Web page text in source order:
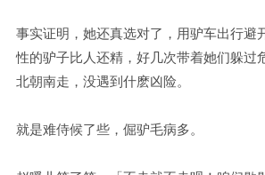
事实证明，她还真选对了，用驴车出行避
性的驴子比人还精，好几次带着她们躲过
北朝南走，没遇到什麽凶险。
就是难侍候了些，倔驴毛病多。